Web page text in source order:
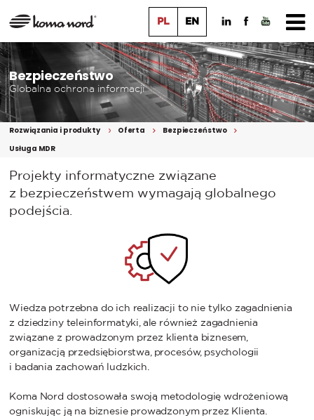
PL EN
Bezpieczeństwo
Globalna ochrona informacji
Rozwiązania i produkty Oferta
Bezpieczeństwo
Usługa MDR
Projekty informatyczne związane
z bezpieczeństwem wymagają globalnego
podejścia.
Wiedza potrzebna do ich realizacji to nie tylko zagadnienia
z dziedziny teleinformatyki, ale również zagadnienia
związane z prowadzonym przez klienta biznesem,
organizacją przedsiębiorstwa, procesów, psychologii
i badania zachowań ludzkich.
Koma Nord dostosowała swoją metodologię wdrożeniową
ogniskując ją na biznesie prowadzonym przez Klienta.